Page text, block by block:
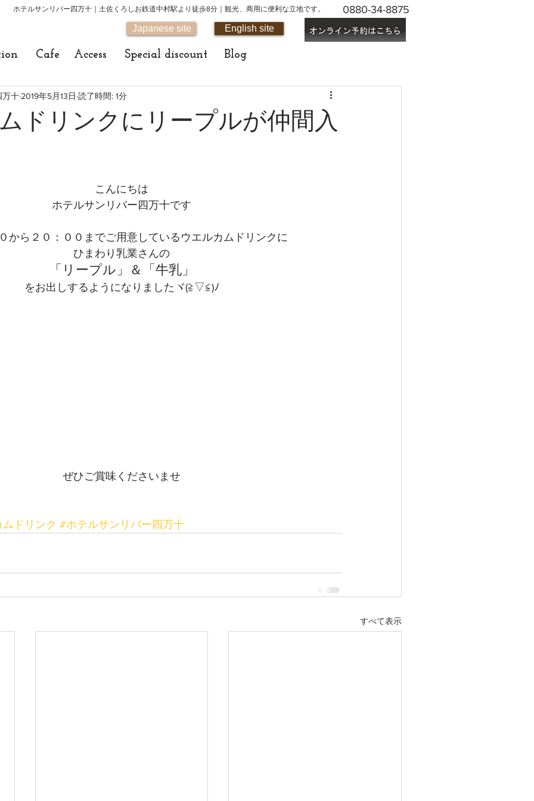
ホテルサンリバー四万十｜土佐くろしお鉄道中村駅より徒歩8分｜観光、商用に便利な立地です。 0880-34-8875
Japanese site English site
Cafe Access Special discount Blog
ドリンクにリープルが仲間入
万十 2019年5月13日 読了時間: 1分
こんにちは
ホテルサンリバー四万十です
から２０：００までご用意しているウエルカムドリンクに
ひまわり乳業さんの
「リープル」＆「牛乳」
をお出しするようになりましたヾ(≧▽≦)ﾉ
ぜひご賞味くださいませ
ドリンク #ホテルサンリバー四万十
すべて表示